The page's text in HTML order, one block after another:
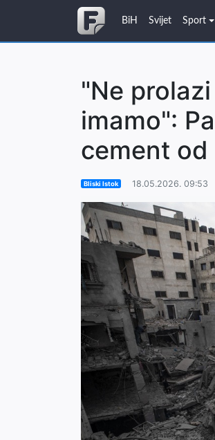
BiH Svijet Sport
"Ne
imamo":
cement od
Bliski Istok 18.05.2026. 09:53